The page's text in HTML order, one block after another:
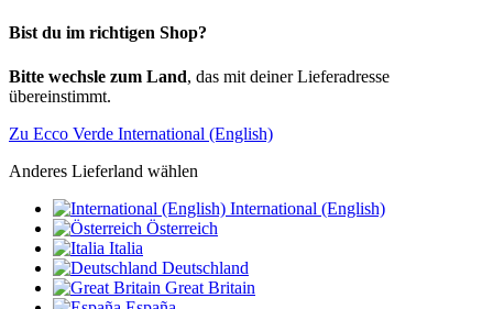
Bist du im richtigen Shop?
Bitte wechsle zum Land, das mit deiner Lieferadresse
übereinstimmt.
Zu Ecco Verde International (English)
Anderes Lieferland wählen
International (English)
Österreich
Italia
Deutschland
Great Britain